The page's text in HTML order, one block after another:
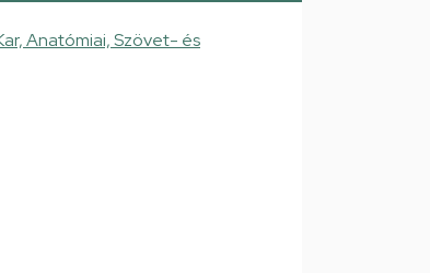
Anatómiai, Szövet- és